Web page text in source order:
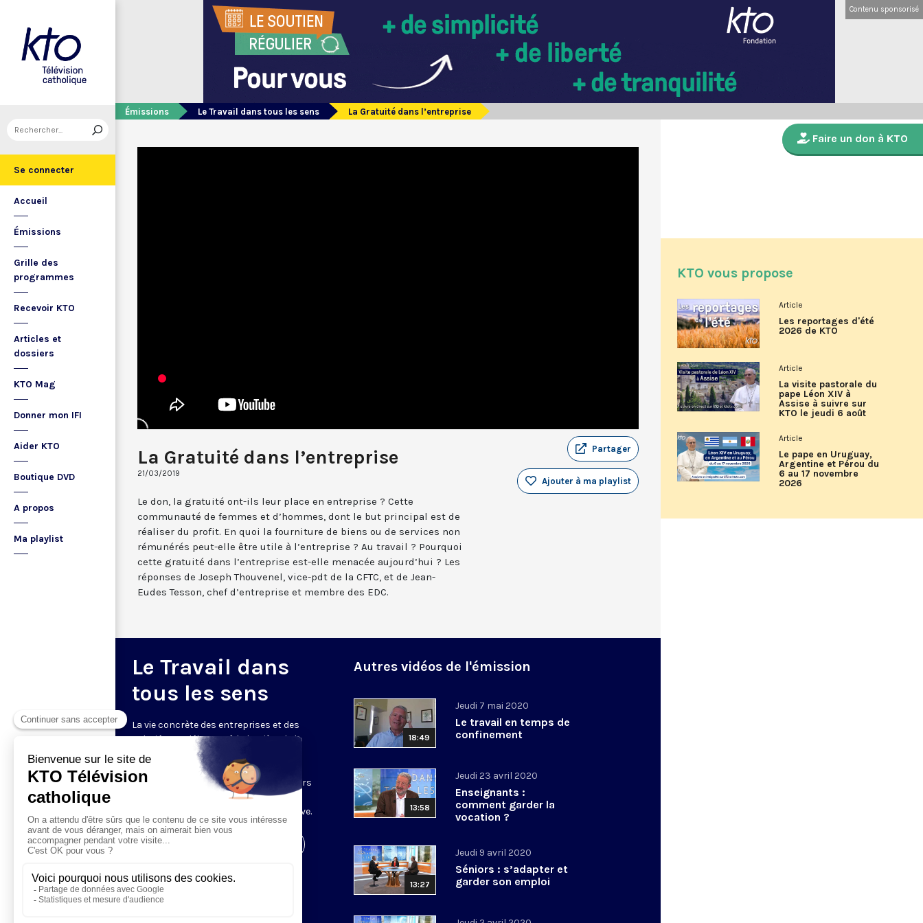
Se connecter
Accueil
Émissions
Grille des
programmes
Recevoir KTO
Articles et
dossiers
KTO Mag
Donner mon IFI
Aider KTO
Boutique DVD
A propos
Ma playlist
Contenu sponsorisé
Émissions Le Travail dans tous les sens La Gratuité dans l’entreprise
La Gratuité dans l’entreprise
21/03/2019
Partager
Ajouter à ma playlist
Le don, la gratuité ont-ils leur place en entreprise ? Cette
communauté de femmes et d’hommes, dont le but principal est de
réaliser du profit. En quoi la fourniture de biens ou de services non
rémunérés peut-elle être utile à l’entreprise ? Au travail ? Pourquoi
cette gratuité dans l’entreprise est-elle menacée aujourd’hui ? Les
réponses de Joseph Thouvenel, vice-pdt de la CFTC, et de Jean-
Eudes Tesson, chef d’entreprise et membre des EDC.
Le Travail dans
tous les sens
La vie concrète des entreprises et des
salariés est débattue à la lumière de la
pensée sociale de l’Église par Joseph
Thouvenel, vice‑président de la
Confédération française des travailleurs
chrétiens, et Jean‑Eudes Tesson, chef
d’entreprise. Animé par Priscilia de Selve.
Visiter la page de l'émission
Autres vidéos de l'émission
18:49
Jeudi 7 mai 2020
Le travail en temps de
confinement
13:58
Jeudi 23 avril 2020
Enseignants :
comment garder la
vocation ?
13:27
Jeudi 9 avril 2020
Séniors : s’adapter et
garder son emploi
Faire un don à KTO
KTO vous propose
Article
Les reportages d'été
2026 de KTO
Article
La visite pastorale du
pape Léon XIV à
Assise à suivre sur
KTO le jeudi 6 août
Article
Le pape en Uruguay,
Argentine et Pérou du
6 au 17 novembre
2026